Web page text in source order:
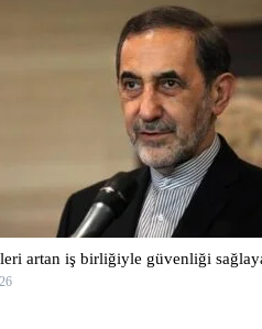
artan iş birliğiyle güvenliği